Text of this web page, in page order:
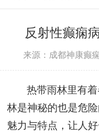
反射性癫痫
来源：成都神康癫
热带雨林里有
林是神秘的也是危
魅力与特点，让人